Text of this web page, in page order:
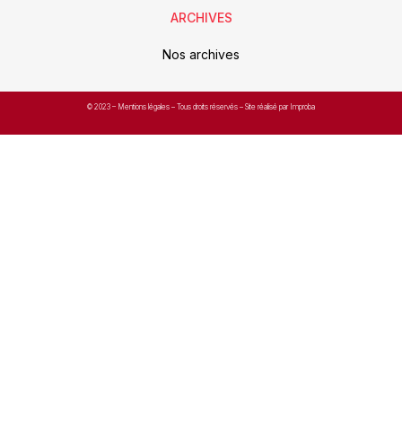
ARCHIVES
Nos archives
© 2023 – Mentions légales – Tous droits réservés – Site réalisé par Improba